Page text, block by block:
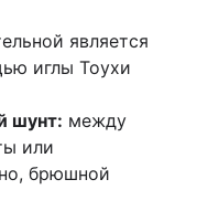
является
иглы Тоухи
шунт: между
или
брюшной